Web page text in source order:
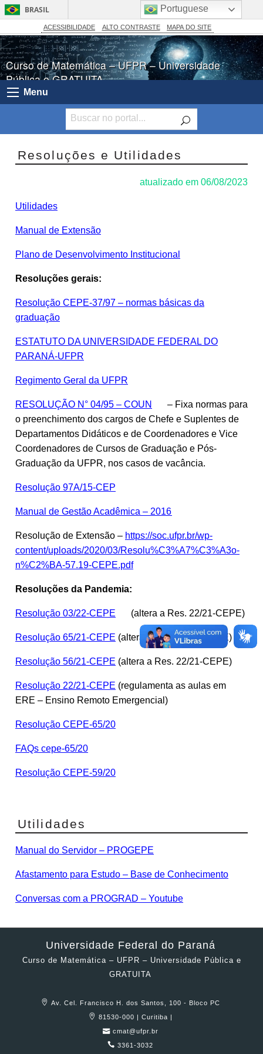
BRASIL
Simplifique!
Comunica BR
Participe
Acesso à informação
Canais
ACESSIBILIDADE ALTO CONTRASTE MAPA DO SITE
Curso de Matemática – UFPR – Universidade
Pública e GRATUITA
Menu
Resoluções e Utilidades
atualizado em 06/08/2023
Utilidades
Manual de Extensão
Plano de Desenvolvimento Institucional
Resoluções gerais:
Resolução CEPE-37/97 – normas básicas da
graduação
ESTATUTO DA UNIVERSIDADE FEDERAL DO
PARANÁ-UFPR
Regimento Geral da UFPR
RESOLUÇÃO N° 04/95 – COUN
– Fixa normas para
o preenchimento dos cargos de Chefe e Suplentes de
Departamentos Didáticos e de Coordenadores e Vice
Coordenadores de Cursos de Graduação e Pós-
Graduação da UFPR, nos casos de vacância.
Resolução 97A/15-CEP
Manual de Gestão Acadêmica – 2016
Resolução de Extensão – https://soc.ufpr.br/wp-
content/uploads/2020/03/Resolu%C3%A7%C3%A3o-
n%C2%BA-57.19-CEPE.pdf
Resoluções da Pandemia:
Resolução 03/22-CEPE (altera a Res. 22/21-CEPE)
Resolução 65/21-CEPE (altera a Res. 22/21-CEPE)
Resolução 56/21-CEPE (altera a Res. 22/21-CEPE)
Resolução 22/21-CEPE (regulamenta as aulas em
ERE – Ensino Remoto Emergencial)
Resolução CEPE-65/20
FAQs cepe-65/20
Resolução CEPE-59/20
Utilidades
Manual do Servidor – PROGEPE
Afastamento para Estudo – Base de Conhecimento
Conversas com a PROGRAD – Youtube
Universidade Federal do Paraná
Curso de Matemática – UFPR – Universidade Pública e
GRATUITA
Av. Cel. Francisco H. dos Santos, 100 - Bloco PC
81530-000 | Curitiba |
cmat@ufpr.br
3361-3032
Portuguese